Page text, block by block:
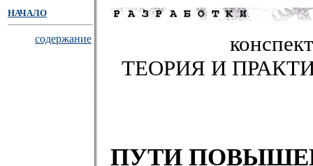
НАЧАЛО
содержание
ТЕОРИЯ И
ПУТИ